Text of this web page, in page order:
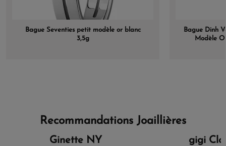
Bague Seventies petit modèle or blanc
3,5g
Bague Dinh
Modèle
Recommandations Joaillières
Ginette NY gigi